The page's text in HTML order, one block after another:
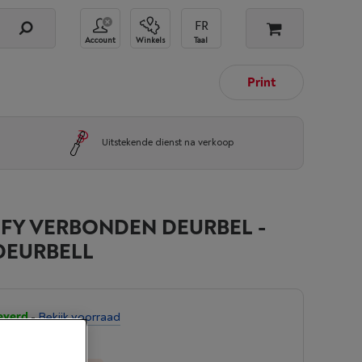
Account Winkels Taal
Print
Uitstekende dienst na verkoop
VERBONDEN DEURBEL -
-Bekijk voorraad